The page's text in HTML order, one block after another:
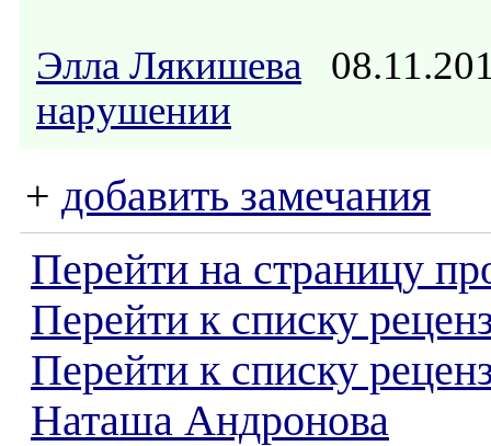
Элла Лякишева
нарушении
+ добавить замечания
Перейти на страницу
Перейти к списку
Перейти к списку
Наташа Андронова